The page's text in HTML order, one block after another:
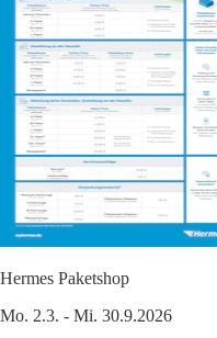
Hermes Paketshop
Mo. 2.3. - Mi. 30.9.2026